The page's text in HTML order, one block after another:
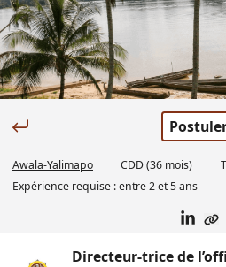
Awala-Yalimapo CDD(36 mois)
Expérience requise :entre 2 et 5 ans
Directeur-trice de